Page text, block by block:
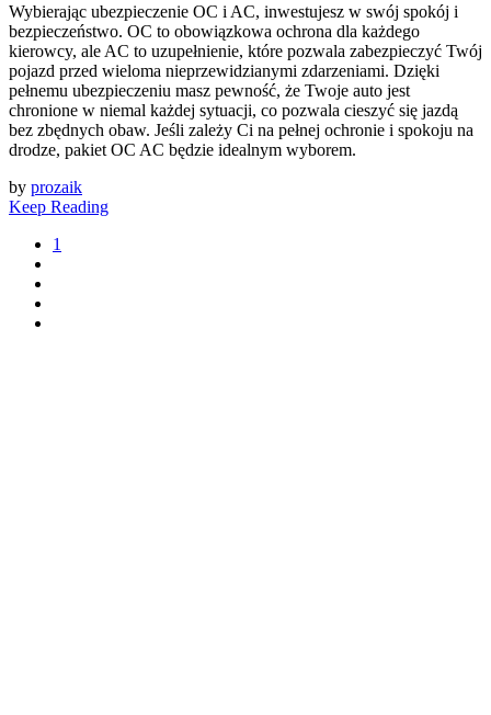
Wybierając ubezpieczenie OC i AC, inwestujesz w swój spokój i
bezpieczeństwo. OC to obowiązkowa ochrona dla każdego
kierowcy, ale AC to uzupełnienie, które pozwala zabezpieczyć Twój
pojazd przed wieloma nieprzewidzianymi zdarzeniami. Dzięki
pełnemu ubezpieczeniu masz pewność, że Twoje auto jest
chronione w niemal każdej sytuacji, co pozwala cieszyć się jazdą
bez zbędnych obaw. Jeśli zależy Ci na pełnej ochronie i spokoju na
drodze, pakiet OC AC będzie idealnym wyborem.
by prozaik
Keep Reading
1